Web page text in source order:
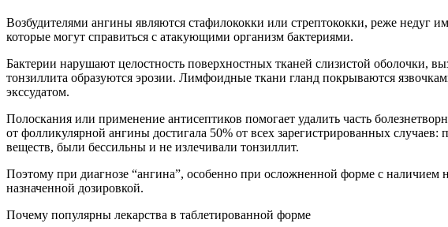
Возбудителями ангины являются стафилококки или стрептококки, реже
которые могут справиться с атакующими организм бактериями.
Бактерии нарушают целостность поверхностных тканей слизистой оболочки,
тонзиллита образуются эрозии. Лимфоидные ткани гланд покрываются
экссудатом.
Полоскания или применение антисептиков помогает удалить часть
от фолликулярной ангины достигала 50% от всех зарегистрированных
веществ, были бессильны и не излечивали тонзиллит.
Поэтому при диагнозе “ангина”, особенно при осложненной форме с наличием
назначенной дозировкой.
Почему популярны лекарства в таблетированной форме